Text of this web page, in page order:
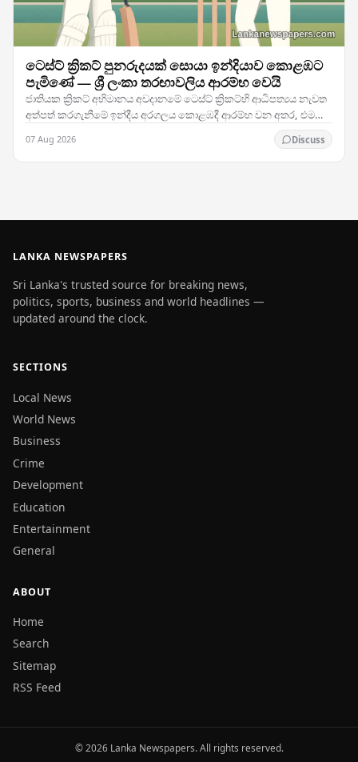
ටෙස්ට් ක්‍රිකට් පුනරුදයක් සොයා ඉන්දියාව කොළඹට
පැමිණේ — ශ්‍රී ලංකා තරඟාවලිය ආරම්භ වෙයි
ජාතියක ක්‍රිකට් අභිමානය අවදානමේ ටෙස්ට් ක්‍රිකට්හි ආධිපත්‍යය නැවත
අත්පත් කරගැනීමේ ඉන්දීය අරගලය කොළඹදී ආරම්භ වන අතර, එම
07 Aug 2026 Discuss
LANKA NEWSPAPERS
Sri Lanka's trusted source for breaking news,
politics, sports, business and world headlines —
updated around the clock.
SECTIONS
Local News
World News
Business
Crime
Development
Education
Entertainment
General
ABOUT
Home
Search
Sitemap
RSS Feed
© 2026 Lanka Newspapers. All rights reserved.